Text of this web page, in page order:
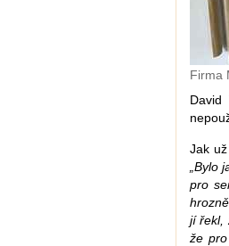
Firma
Jak
„Bylo
pro
jí řekl,
že